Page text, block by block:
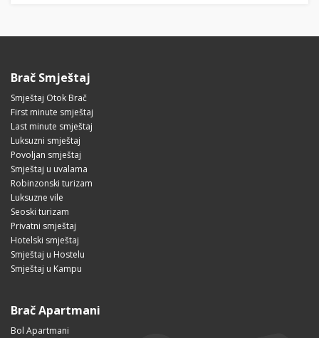
Brač Smještaj
Smještaj Otok Brač
First minute smještaj
Last minute smještaj
Luksuzni smještaj
Povoljan smještaj
Smještaj u uvalama
Robinzonski turizam
Luksuzne vile
Seoski turizam
Privatni smještaj
Hotelski smještaj
Smještaj u Hostelu
Smještaj u Kampu
Brač Apartmani
Bol Apartmani